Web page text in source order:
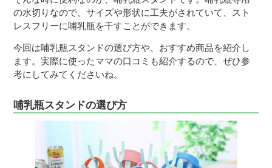
の水切りなので、サイズや形状に工夫がされていて、スト
レスフリーに哺乳瓶を干すことができます。
今回は哺乳瓶スタンドの選び方や、おすすめ商品を紹介し
ます。実際に使ったママの口コミも紹介するので、ぜひ参
考にしてみてくださいね。
哺乳瓶スタンドの選び方